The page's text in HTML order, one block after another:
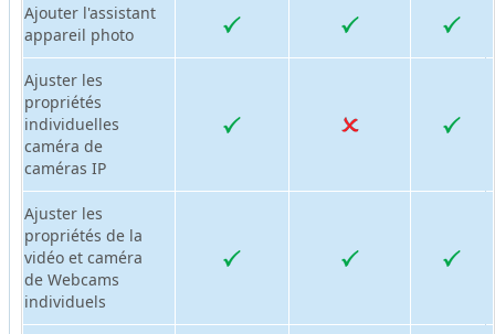
Ajouter l'assistant
appareil photo
Ajuster les
propriétés
individuelles
caméra de
caméras IP
Ajuster les
propriétés de la
vidéo et caméra
de Webcams
individuels